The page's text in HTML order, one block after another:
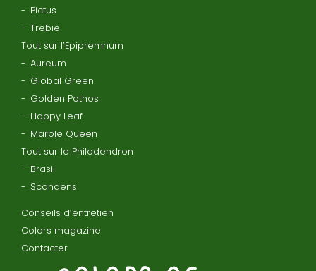
Pictus
Trebie
Tout sur l’Epipremnum
Aureum
Global Green
Golden Pothos
Happy Leaf
Marble Queen
Tout sur le Philodendron
Brasil
Scandens
Conseils d’entretien
Colors magazine
Contacter